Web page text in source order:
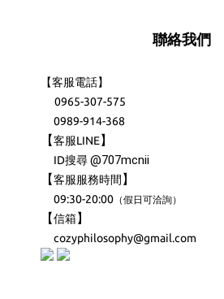
聯絡我們
【客服電話】
0965-307-575
0989-914-368
【客服LINE】
ID搜尋@707mcnii
【客服服務時間 】
09:30-20:00 （假日可洽詢）
【信箱】
cozyphilosophy@gmail.com